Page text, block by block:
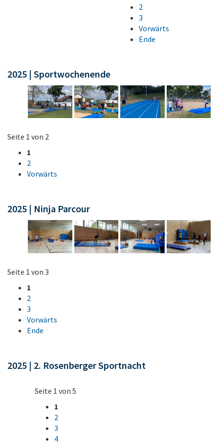
2
3
Vorwärts
Ende
2025 | Sportwochenende
Seite 1 von 2
1
2
Vorwärts
2025 | Ninja Parcour
Seite 1 von 3
1
2
3
Vorwärts
Ende
2025 | 2. Rosenberger Sportnacht
Seite 1 von 5
1
2
3
4